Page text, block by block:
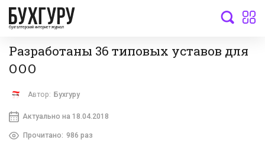
бухгалтерский интернет-журнал
Разработаны 36 типовых уставов для
ООО
Автор: Бухгуру
Актуально на 18.04.2018
Прочитано: 986 раз